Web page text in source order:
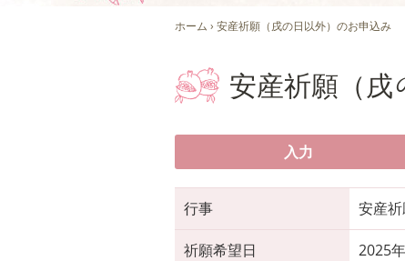
ホーム › 安産祈願（戌の日以外）のお申込み
安産祈願（戌
入力
行事 安産祈
祈願希望日 2025